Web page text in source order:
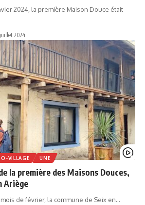
2024, la première Maison Douce était
2024
VILLAGE UNE
la première des Maisons Douces,
Ariège
mois de février, la commune de Seix en…